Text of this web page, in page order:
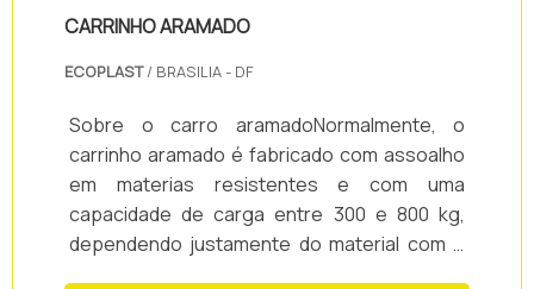
CARRINHO ARAMADO
ECOPLAST/ BRASILIA - DF
Sobre o carro aramadoNormalmente, o
carrinho aramado é fabricado com assoalho
em materias resistentes e com uma
capacidade de carga entre 300 e 800 kg,
dependendo justamente do material com o